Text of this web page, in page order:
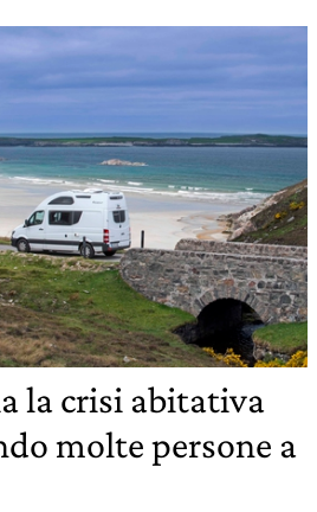
la crisi abitativa
molte persone a